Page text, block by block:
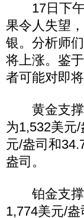
17日下午
果令人失望
银。分析师
将上涨。鉴
者可能对即
黄金支撑
为1,532美元
元/盎司和
盎司。
铂金支撑
1,774美元/